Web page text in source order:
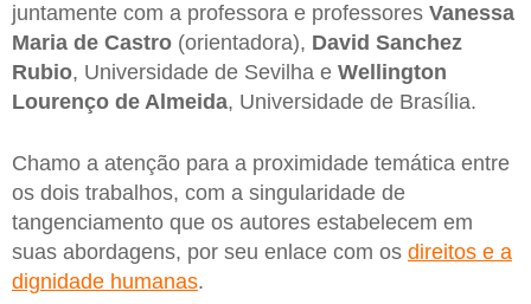
juntamente com a professora e professores Vanessa
Maria de Castro (orientadora), David Sanchez
Rubio, Universidade de Sevilha e Wellington
Lourenço de Almeida, Universidade de Brasília.
Chamo a atenção para a proximidade temática entre
os dois trabalhos, com a singularidade de
tangenciamento que os autores estabelecem em
suas abordagens, por seu enlace com os direitos e a
dignidade humanas.